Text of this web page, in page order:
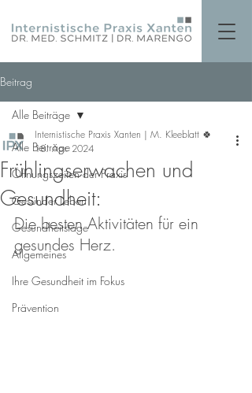
Beitrag
Alle Beiträge
Öffnungszeiten der Praxis
Gesünder Leben
Gesundheitstage
Allgemeines
Ihre Gesundheit im Fokus
Prävention
Alle Beiträge
Frühlingserwachen und
Gesundheit:
Internistische Praxis Xanten | M. Kleeblatt 🍀
18. Apr. 2024
Die besten Aktivitäten für ein
gesundes Herz.